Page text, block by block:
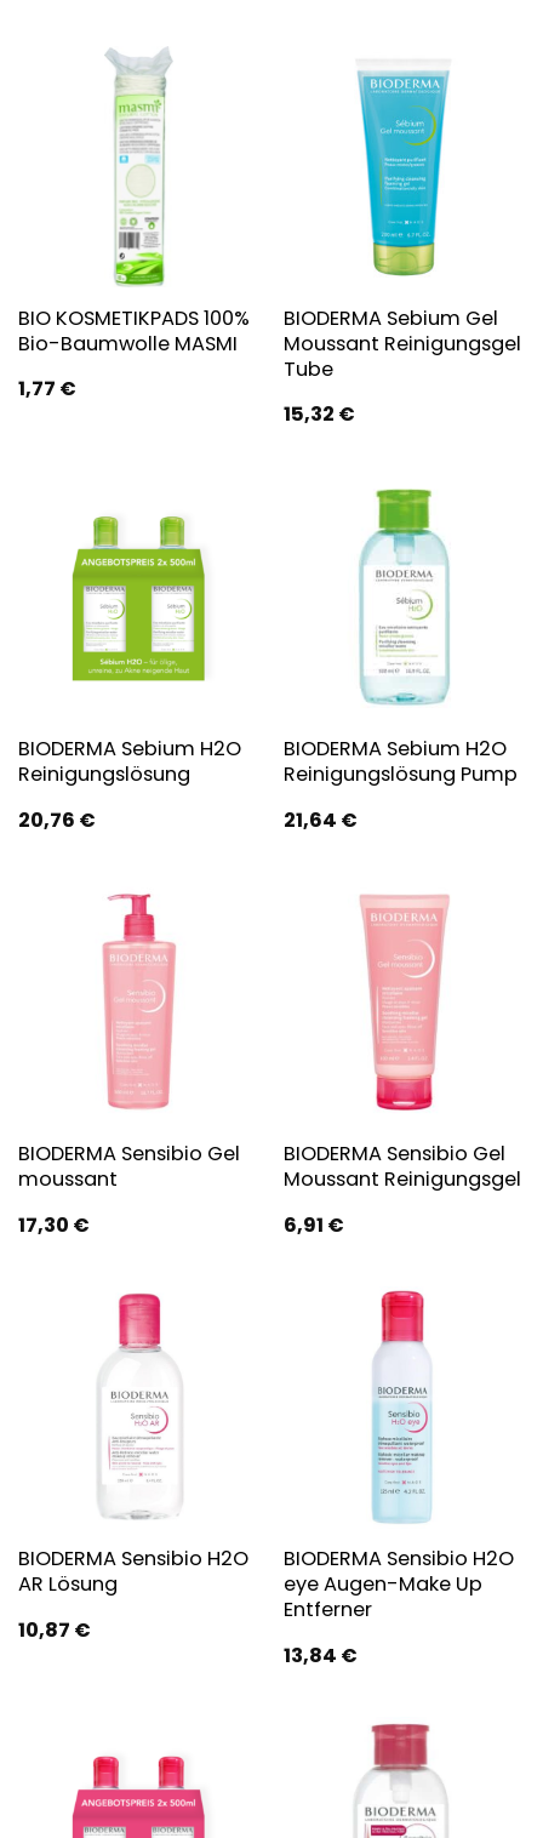
BIO KOSMETIKPADS 100%
Bio-Baumwolle MASMI
1,77 €
BIODERMA Sebium Gel
Moussant Reinigungsgel
Tube
15,32 €
BIODERMA Sebium H2O
Reinigungslösung
20,76 €
BIODERMA Sebium H2O
Reinigungslösung Pump
21,64 €
BIODERMA Sensibio Gel
moussant
17,30 €
BIODERMA Sensibio Gel
Moussant Reinigungsgel
6,91 €
BIODERMA Sensibio H2O
AR Lösung
10,87 €
BIODERMA Sensibio H2O
eye Augen-Make Up
Entferner
13,84 €